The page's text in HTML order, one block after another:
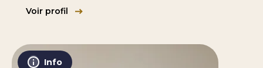
Voir profil
Info